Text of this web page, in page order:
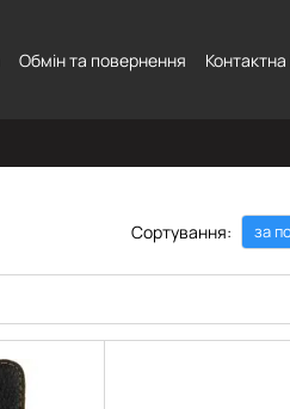
Обмін та повернення
Сортування: за